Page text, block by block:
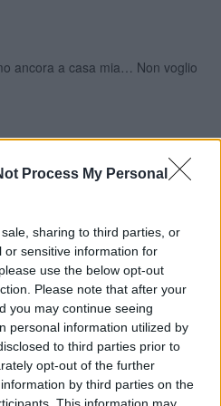
Process My Personal
sharing to third parties, or
or sensitive information for
use the below opt-out
Please note that after your
you may continue seeing
personal information utilized by
to third parties prior to
opt-out of the further
by third parties on the
This information may
ancora a casa mia… Non voglio
non voglio guardare niente…
giunti lungo il viale di
occhi… Cominciai a piangere
a me era imbavagliato da un
e con il cuore imbevuto di
a mia madre, alla fermata del